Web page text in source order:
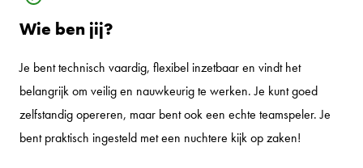
Wie ben jij?
Je bent technisch vaardig, flexibel inzetbaar en vindt het
belangrijk om veilig en nauwkeurig te werken. Je kunt goed
zelfstandig opereren, maar bent ook een echte teamspeler. Je
bent praktisch ingesteld met een nuchtere kijk op zaken!